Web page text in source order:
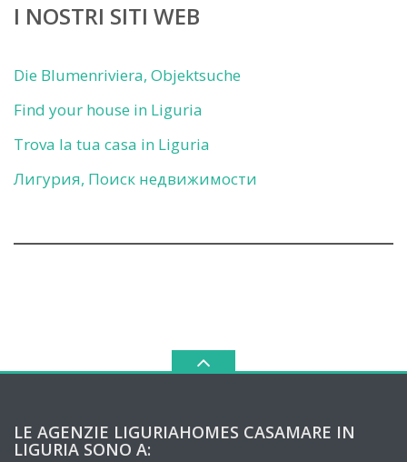
I NOSTRI SITI WEB
Die Blumenriviera, Objektsuche
Find your house in Liguria
Trova la tua casa in Liguria
Лигурия, Поиск недвижимости
LE AGENZIE LIGURIAHOMES CASAMARE IN
LIGURIA SONO A: